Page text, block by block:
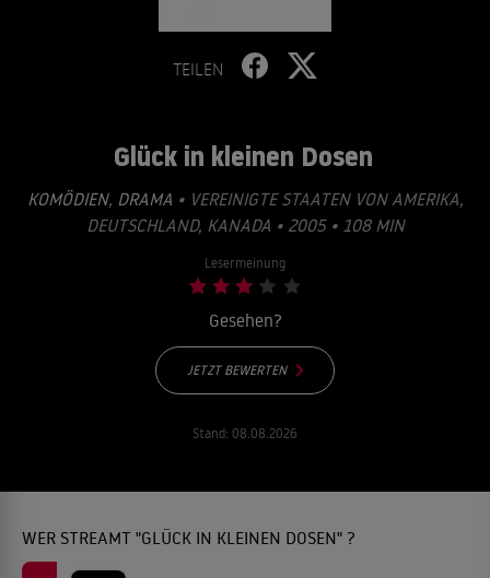
TEILEN
Glück in kleinen Dosen
KOMÖDIEN, DRAMA • VEREINIGTE STAATEN VON AMERIKA,
DEUTSCHLAND, KANADA • 2005 • 108 MIN
Lesermeinung
Gesehen?
JETZT BEWERTEN
Stand: 08.08.2026
WER STREAMT "GLÜCK IN KLEINEN DOSEN" ?